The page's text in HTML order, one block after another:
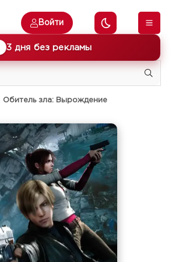
3 дня без рекламы
Войти
Обитель зла: Вырождение